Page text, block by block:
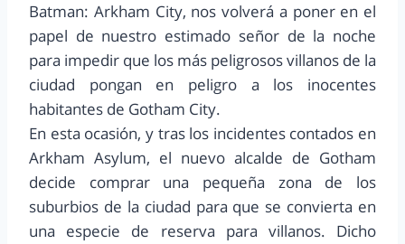
Batman: Arkham City, nos volverá a poner en el
papel de nuestro estimado señor de la noche
para impedir que los más peligrosos villanos de la
ciudad pongan en peligro a los inocentes
habitantes de Gotham City.
En esta ocasión, y tras los incidentes contados en
Arkham Asylum, el nuevo alcalde de Gotham
decide comprar una pequeña zona de los
suburbios de la ciudad para que se convierta en
una especie de reserva para villanos. Dicho